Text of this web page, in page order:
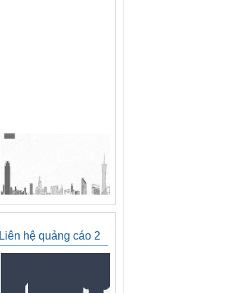
Liên hệ quảng cáo 2